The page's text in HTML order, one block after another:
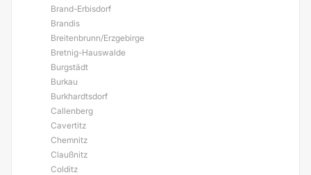
Brand-Erbisdorf
Brandis
Breitenbrunn/Erzgebirge
Bretnig-Hauswalde
Burgstädt
Burkau
Burkhardtsdorf
Callenberg
Cavertitz
Chemnitz
Claußnitz
Colditz